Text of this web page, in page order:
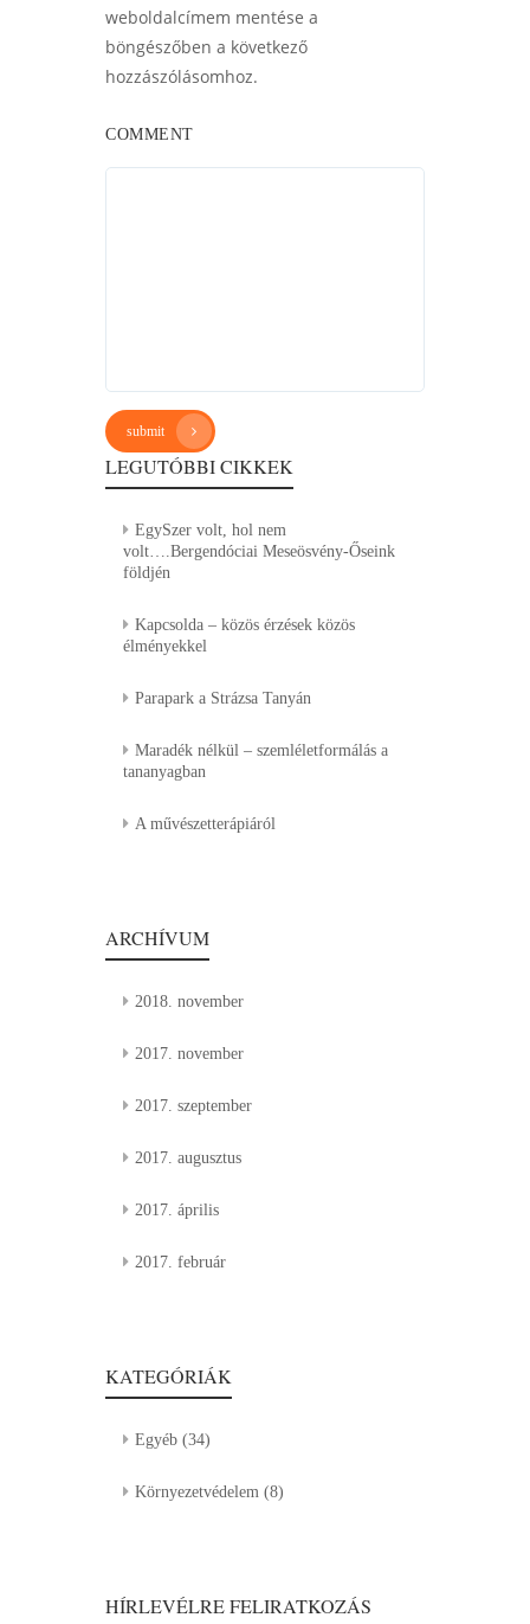
weboldalcímem mentése a
böngészőben a következő
hozzászólásomhoz.
COMMENT
submit
LEGUTÓBBI CIKKEK
EgySzer volt, hol nem
volt….Bergendóciai Meseösvény-Őseink
földjén
Kapcsolda – közös érzések közös
élményekkel
Parapark a Strázsa Tanyán
Maradék nélkül – szemléletformálás a
tananyagban
A művészetterápiáról
ARCHÍVUM
2018. november
2017. november
2017. szeptember
2017. augusztus
2017. április
2017. február
KATEGÓRIÁK
Egyéb (34)
Környezetvédelem (8)
HÍRLEVÉLRE FELIRATKOZÁS